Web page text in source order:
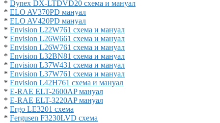
* Dynex DX-LTDVD20 схема и мануал
* ELO AV370PD мануал
* ELO AV420PD мануал
* Envision L22W761 схема и мануал
* Envision L26W661 схема и мануал
* Envision L26W761 схема и мануал
* Envision L32BN81 схема и мануал
* Envision L37W431 схема и мануал
* Envision L37W761 схема и мануал
* Envision L42H761 схема и мануал
* E-RAE ELT-2600AP мануал
* E-RAE ELT-3220AP мануал
* Ergo LE3201 схема
* Fergusen F3230LVD схема